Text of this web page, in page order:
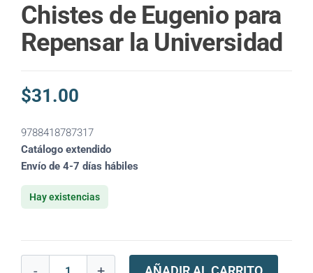
Chistes de Eugenio para
Repensar la Universidad
$31.00
9788418787317
Catálogo extendido
Envío de 4-7 días hábiles
Hay existencias